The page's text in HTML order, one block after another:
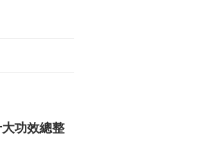
功效總整